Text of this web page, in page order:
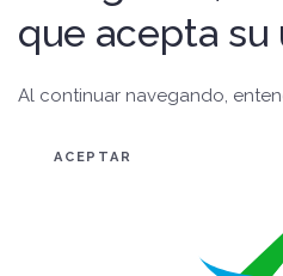
que acepta su
Al continuar navegando,
ACEPTAR